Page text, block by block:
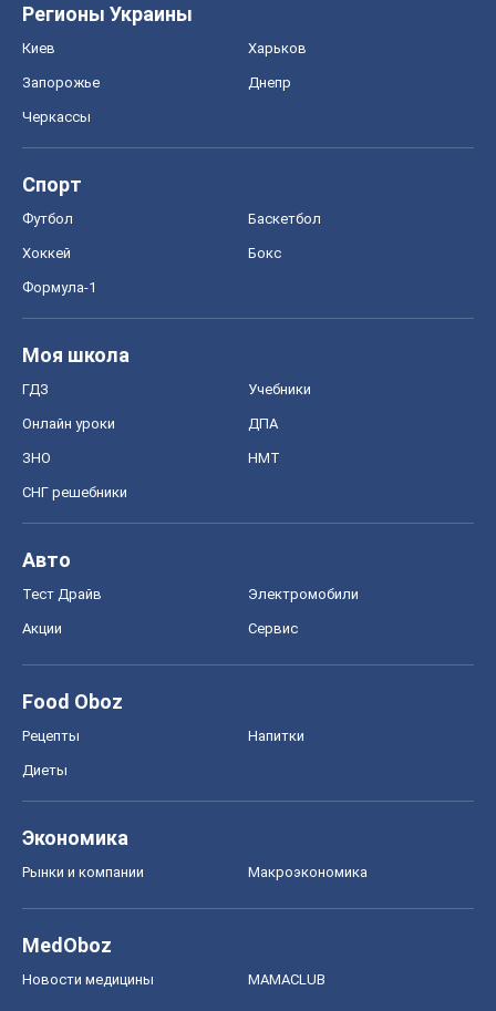
Регионы Украины
Киев Харьков
Запорожье Днепр
Черкассы
Спорт
Футбол Баскетбол
Хоккей Бокс
Формула-1
Моя школа
ГДЗ Учебники
Онлайн уроки ДПА
ЗНО НМТ
СНГ решебники
Авто
Тест Драйв Электромобили
Акции Сервис
Food Oboz
Рецепты Напитки
Диеты
Экономика
Рынки и компании Mакроэкономика
MedOboz
Новости медицины MAMACLUB